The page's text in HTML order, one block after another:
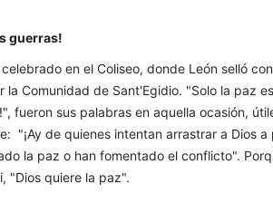
guerras!
en el Coliseo, donde León selló
la Comunidad de Sant'Egidio. "Solo la paz
fueron sus palabras en aquella ocasión,
"¡Ay de quienes intentan arrastrar a Dios
la paz o han fomentado el conflicto".
"Dios quiere la paz".